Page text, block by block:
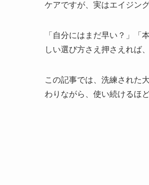
ケアですが、実はエイジン
「自分にはまだ早い？」「
しい選び方さえ押さえれば
この記事では、洗練された
わりながら、使い続けるほ